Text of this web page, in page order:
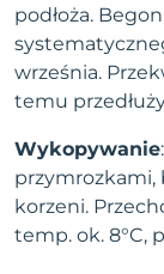
podłoża.
września.
temu
Wykopywanie
przymrozkami,
korzeni.
temp. ok. 8°C,